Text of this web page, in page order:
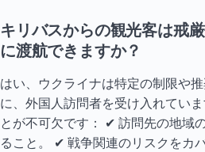
キリバスからの観光客は戒
に渡航できますか？
はい、ウクライナは特定の制限や
に、外国人訪問者を受け入れてい
とが不可欠です： ✔ 訪問先の地域
ること。 ✔ 戦争関連のリスクをカ